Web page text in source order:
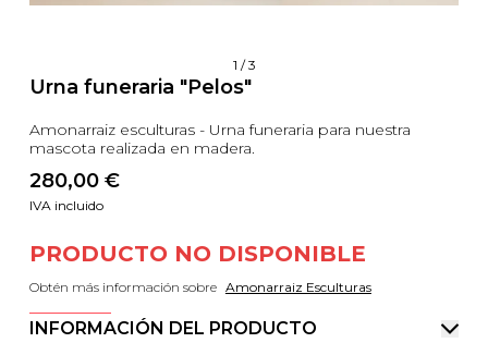
1 /3
Urna funeraria "Pelos"
Amonarraiz esculturas - Urna funeraria para nuestra
mascota realizada en madera.
280,00 €
IVA incluido
PRODUCTO NO DISPONIBLE
Obtén más información sobre Amonarraiz Esculturas
INFORMACIÓN DEL PRODUCTO